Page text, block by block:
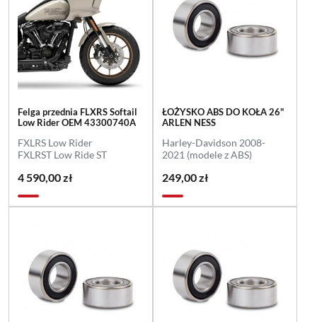
Felga przednia FLXRS Softail
Low Rider OEM 43300740A
FXLRS Low Rider
FXLRST Low Ride ST
4 590,00 zł
ŁOŻYSKO ABS DO KOŁA 26"
ARLEN NESS
Harley-Davidson 2008-
2021 (modele z ABS)
249,00 zł